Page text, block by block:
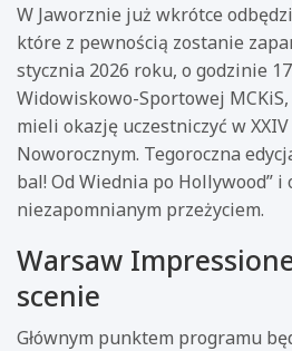
W Jaworznie już wkrótce
które z pewnością zostanie
stycznia 2026 roku, o godzinie
Widowiskowo-Sportowej
mieli okazję uczestniczyć w
Noworocznym. Tegoroczna
bal! Od Wiednia po Hollywood” i
niezapomnianym przeżyciem.
Warsaw
scenie
Głównym punktem programu